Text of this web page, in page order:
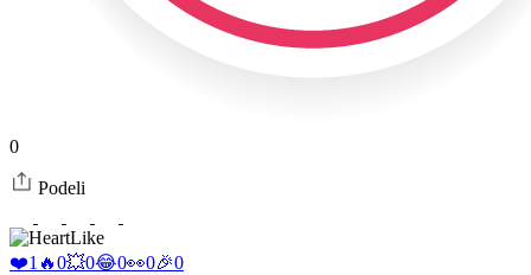
0
Podeli
Like
❤️1 🔥0💥0😂0👀0🎉0